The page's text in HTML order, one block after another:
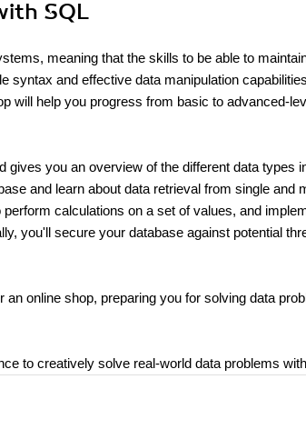
SQL
meaning that the skills to be able to
syntax and effective data manipulation
will help you progress from basic to advanced-
you an overview of the different data types
and learn about data retrieval from single and
calculations on a set of values, and
you'll secure your database against potential
online shop, preparing you for solving data
to creatively solve real-world data problems